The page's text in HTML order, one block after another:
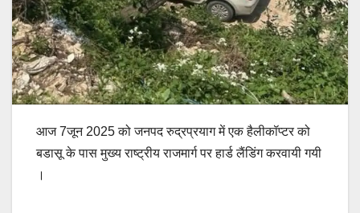
आज 7जून 2025 को जनपद रुद्रप्रयाग में एक हैलीकॉप्टर को
बडासू के पास मुख्य राष्ट्रीय राजमार्ग पर हार्ड लैंडिंग करवायी गयी
।